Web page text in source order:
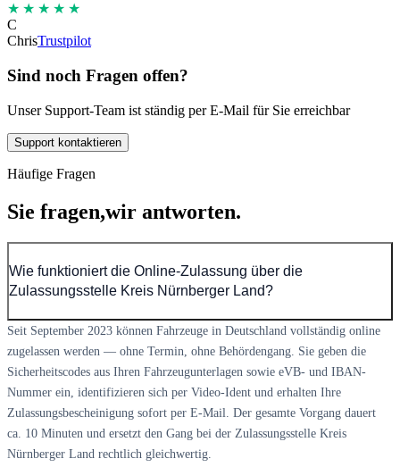
★★★★★
C
ChrisTrustpilot
Sind noch Fragen offen?
Unser Support-Team ist ständig per E-Mail für Sie erreichbar
Support kontaktieren
Häufige Fragen
Sie fragen,wir antworten.
Wie funktioniert die Online-Zulassung über die
Zulassungsstelle Kreis Nürnberger Land?
Seit September 2023 können Fahrzeuge in Deutschland vollständig online
zugelassen werden — ohne Termin, ohne Behördengang. Sie geben die
Sicherheitscodes aus Ihren Fahrzeugunterlagen sowie eVB- und IBAN-
Nummer ein, identifizieren sich per Video-Ident und erhalten Ihre
Zulassungsbescheinigung sofort per E-Mail. Der gesamte Vorgang dauert
ca. 10 Minuten und ersetzt den Gang bei der Zulassungsstelle Kreis
Nürnberger Land rechtlich gleichwertig.